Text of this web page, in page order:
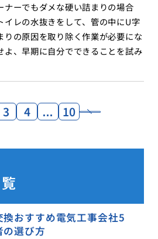
ナーでもダメな硬い詰まりの場合
イレの水抜きをして、管の中にU字
りの原因を取り除く作業が必要にな
よ、早期に自分でできることを試み
3 4 … 10
おすすめ電気工事会社5
選び方